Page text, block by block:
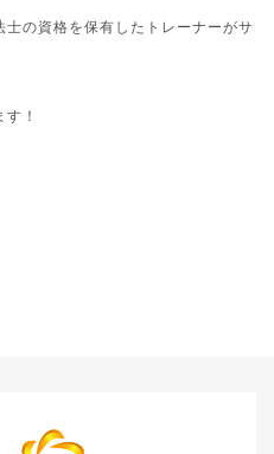
の資格を保有したトレーナーがサ
！